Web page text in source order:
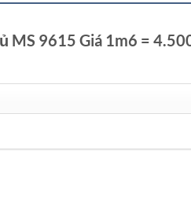
MS 9615 Giá 1m6 =